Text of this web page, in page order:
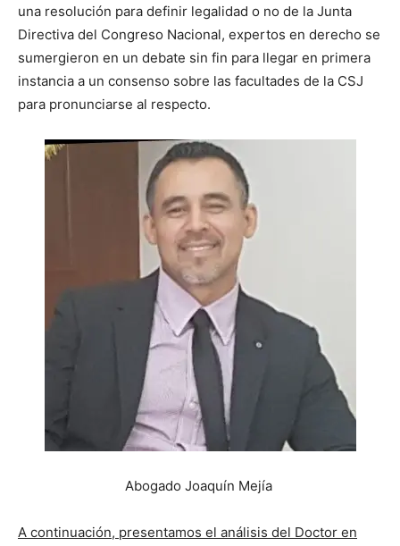
una resolución para definir legalidad o no de la Junta
Directiva del Congreso Nacional, expertos en derecho se
sumergieron en un debate sin fin para llegar en primera
instancia a un consenso sobre las facultades de la CSJ
para pronunciarse al respecto.
Abogado Joaquín Mejía
A continuación, presentamos el análisis del Doctor en